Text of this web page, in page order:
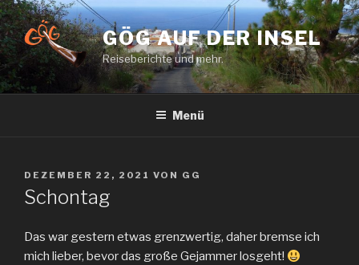
Zum
Inhalt
springen
GÖG AUF DER INSEL
Reiseberichte und mehr.
Menü
VERÖFFENTLICHT
AM
DEZEMBER 22, 2021 VON GG
Schontag
Das war gestern etwas grenzwertig, daher bremse ich
mich lieber, bevor das große Gejammer losgeht!